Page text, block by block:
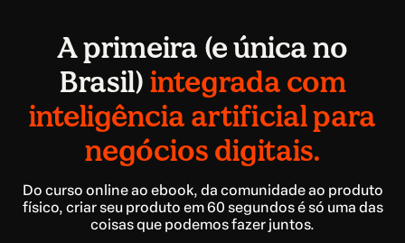
A primeira (e única no
Brasil) integrada com
inteligência artificial para
negócios digitais.
Do curso online ao ebook, da comunidade ao produto
físico, criar seu produto em 60 segundos é só uma das
coisas que podemos fazer juntos.